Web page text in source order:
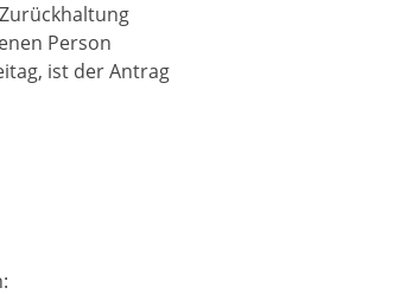
Person
ist der Antrag